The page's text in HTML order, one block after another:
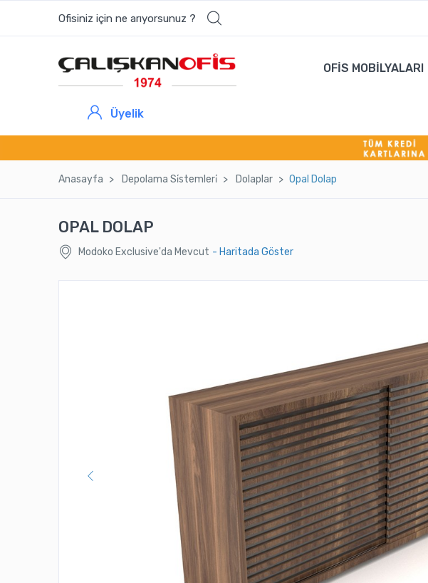
Ofisiniz için ne arıyorsunuz ?
En çok aranan ürünler
DEEP MİSAFİR KOLTUĞU AHŞAP AYAK
NOVALİNE KARE TOPLANTI MASASI
SENATÖR DOLAP
OFİS MOBİLYALARI
Üyelik
Anasayfa Depolama Si̇stemleri̇ Dolaplar Opal Dolap
OPAL DOLAP
Modoko Exclusive'da Mevcut - Haritada Göster